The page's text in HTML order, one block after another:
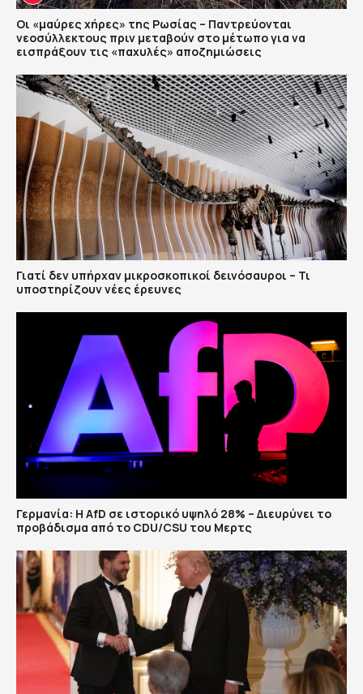
Οι «μαύρες χήρες» της Ρωσίας – Παντρεύονται
νεοσύλλεκτους πριν μεταβούν στο μέτωπο για να
εισπράξουν τις «παχυλές» αποζημιώσεις
Γιατί δεν υπήρχαν μικροσκοπικοί δεινόσαυροι – Τι
υποστηρίζουν νέες έρευνες
Γερμανία: Η AfD σε ιστορικό υψηλό 28% – Διευρύνει το
προβάδισμα από το CDU/CSU του Μερτς